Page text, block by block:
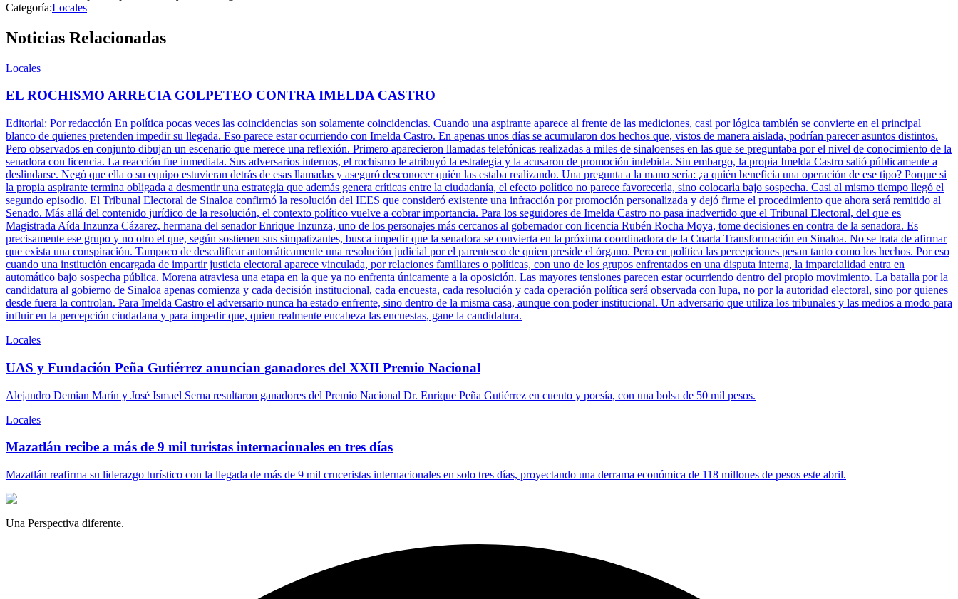
Categoría:Locales
Noticias Relacionadas
Locales
EL ROCHISMO ARRECIA GOLPETEO CONTRA IMELDA CASTRO
Editorial: Por redacción En política pocas veces las coincidencias son solamente coincidencias. Cuando una aspirante aparece al frente de las mediciones, casi por lógica también se convierte en el principal
blanco de quienes pretenden impedir su llegada. Eso parece estar ocurriendo con Imelda Castro. En apenas unos días se acumularon dos hechos que, vistos de manera aislada, podrían parecer asuntos distintos.
Pero observados en conjunto dibujan un escenario que merece una reflexión. Primero aparecieron llamadas telefónicas realizadas a miles de sinaloenses en las que se preguntaba por el nivel de conocimiento de la
senadora con licencia. La reacción fue inmediata. Sus adversarios internos, el rochismo le atribuyó la estrategia y la acusaron de promoción indebida. Sin embargo, la propia Imelda Castro salió públicamente a
deslindarse. Negó que ella o su equipo estuvieran detrás de esas llamadas y aseguró desconocer quién las estaba realizando. Una pregunta a la mano sería: ¿a quién beneficia una operación de ese tipo? Porque si
la propia aspirante termina obligada a desmentir una estrategia que además genera críticas entre la ciudadanía, el efecto político no parece favorecerla, sino colocarla bajo sospecha. Casi al mismo tiempo llegó el
segundo episodio. El Tribunal Electoral de Sinaloa confirmó la resolución del IEES que consideró existente una infracción por promoción personalizada y dejó firme el procedimiento que ahora será remitido al
Senado. Más allá del contenido jurídico de la resolución, el contexto político vuelve a cobrar importancia. Para los seguidores de Imelda Castro no pasa inadvertido que el Tribunal Electoral, del que es
Magistrada Aída Inzunza Cázarez, hermana del senador Enrique Inzunza, uno de los personajes más cercanos al gobernador con licencia Rubén Rocha Moya, tome decisiones en contra de la senadora. Es
precisamente ese grupo y no otro el que, según sostienen sus simpatizantes, busca impedir que la senadora se convierta en la próxima coordinadora de la Cuarta Transformación en Sinaloa. No se trata de afirmar
que exista una conspiración. Tampoco de descalificar automáticamente una resolución judicial por el parentesco de quien preside el órgano. Pero en política las percepciones pesan tanto como los hechos. Por eso
cuando una institución encargada de impartir justicia electoral aparece vinculada, por relaciones familiares o políticas, con uno de los grupos enfrentados en una disputa interna, la imparcialidad entra en
automático bajo sospecha pública. Morena atraviesa una etapa en la que ya no enfrenta únicamente a la oposición. Las mayores tensiones parecen estar ocurriendo dentro del propio movimiento. La batalla por la
candidatura al gobierno de Sinaloa apenas comienza y cada decisión institucional, cada encuesta, cada resolución y cada operación política será observada con lupa, no por la autoridad electoral, sino por quienes
desde fuera la controlan. Para Imelda Castro el adversario nunca ha estado enfrente, sino dentro de la misma casa, aunque con poder institucional. Un adversario que utiliza los tribunales y las medios a modo para
influir en la percepción ciudadana y para impedir que, quien realmente encabeza las encuestas, gane la candidatura.
Locales
UAS y Fundación Peña Gutiérrez anuncian ganadores del XXII Premio Nacional
Alejandro Demian Marín y José Ismael Serna resultaron ganadores del Premio Nacional Dr. Enrique Peña Gutiérrez en cuento y poesía, con una bolsa de 50 mil pesos.
Locales
Mazatlán recibe a más de 9 mil turistas internacionales en tres días
Mazatlán reafirma su liderazgo turístico con la llegada de más de 9 mil cruceristas internacionales en solo tres días, proyectando una derrama económica de 118 millones de pesos este abril.
Una Perspectiva diferente.